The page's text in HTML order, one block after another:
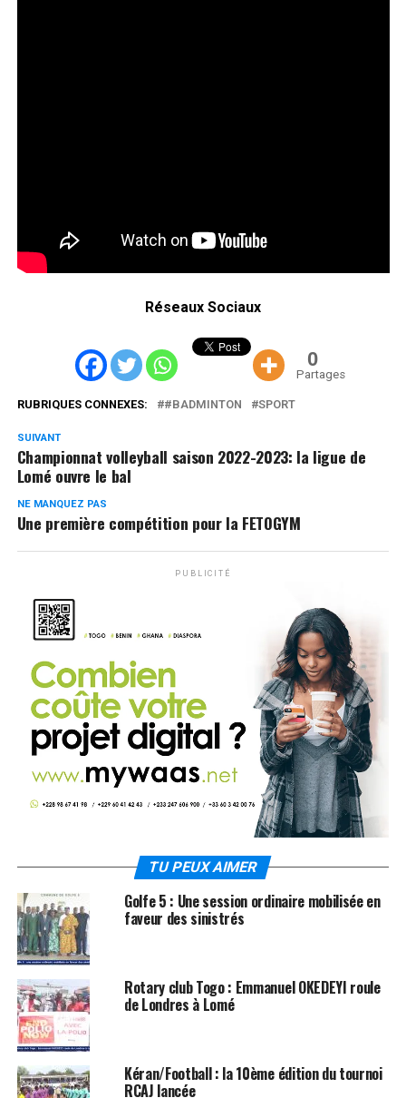
Réseaux Sociaux
0
Partages
RUBRIQUES CONNEXES: #BADMINTON SPORT
SUIVANT
Championnat volleyball saison 2022-2023: la ligue de
Lomé ouvre le bal
NE MANQUEZ PAS
Une première compétition pour la FETOGYM
PUBLICITÉ
TU PEUX AIMER
Golfe 5 : Une session ordinaire mobilisée en
faveur des sinistrés
Rotary club Togo : Emmanuel OKEDEYI roule
de Londres à Lomé
Kéran/Football : la 10ème édition du tournoi
RCAJ lancée